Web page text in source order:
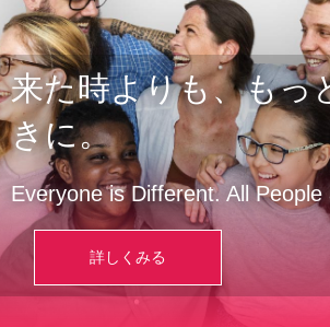
来た時よりも、もっ
きに。
Everyone is Different. All
詳しくみる